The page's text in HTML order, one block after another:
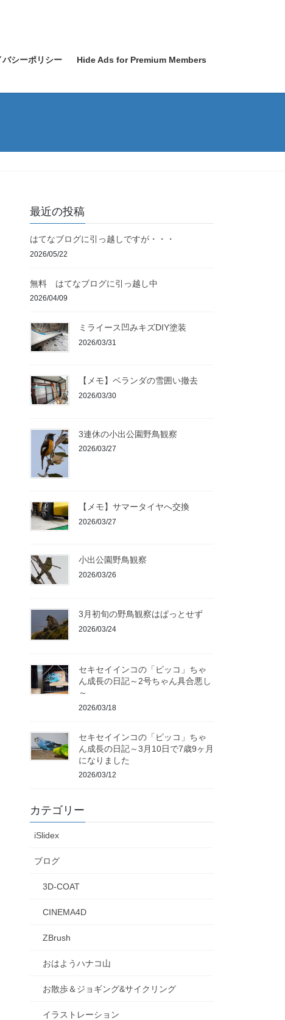
バシーポリシー Hide Ads for Premium Members
最近の投稿
はてなブログに引っ越しですが・・・
2026/05/22
無料 はてなブログに引っ越し中
2026/04/09
ミライース凹みキズDIY塗装
2026/03/31
【メモ】ベランダの雪囲い撤去
2026/03/30
3連休の小出公園野鳥観察
2026/03/27
【メモ】サマータイヤへ交換
2026/03/27
小出公園野鳥観察
2026/03/26
3月初旬の野鳥観察はぱっとせず
2026/03/24
セキセイインコの「ピッコ」ちゃ
ん成長の日記～2号ちゃん具合悪し
～
2026/03/18
セキセイインコの「ピッコ」ちゃ
ん成長の日記～3月10日で7歳9ヶ月
になりました
2026/03/12
カテゴリー
iSlidex
ブログ
3D-COAT
CINEMA4D
ZBrush
おはようハナコ山
お散歩＆ジョギング&サイクリング
イラストレーション